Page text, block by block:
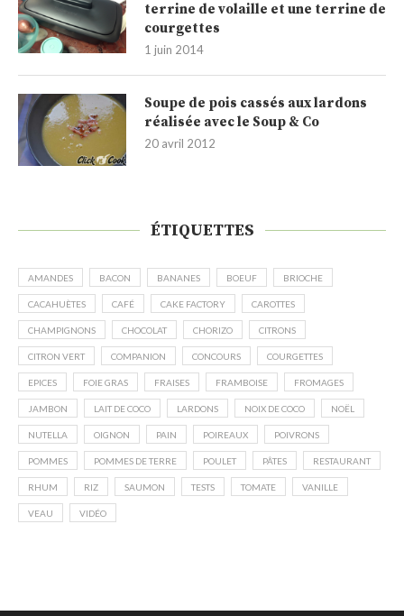
terrine de volaille et une terrine de
courgettes
1 juin 2014
Soupe de pois cassés aux lardons
réalisée avec le Soup & Co
20 avril 2012
ÉTIQUETTES
AMANDES BACON BANANES BOEUF BRIOCHE
CACAHUÈTES CAFÉ CAKE FACTORY CAROTTES
CHAMPIGNONS CHOCOLAT CHORIZO CITRONS
CITRON VERT COMPANION CONCOURS COURGETTES
EPICES FOIE GRAS FRAISES FRAMBOISE FROMAGES
JAMBON LAIT DE COCO LARDONS NOIX DE COCO NOËL
NUTELLA OIGNON PAIN POIREAUX POIVRONS
POMMES POMMES DE TERRE POULET PÂTES RESTAURANT
RHUM RIZ SAUMON TESTS TOMATE VANILLE
VEAU VIDÉO